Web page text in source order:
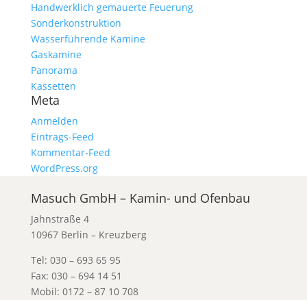
Handwerklich gemauerte Feuerung
Sonderkonstruktion
Wasserführende Kamine
Gaskamine
Panorama
Kassetten
Meta
Anmelden
Eintrags-Feed
Kommentar-Feed
WordPress.org
Masuch GmbH – Kamin- und Ofenbau
Jahnstraße 4
10967 Berlin – Kreuzberg
Tel: 030 – 693 65 95
Fax: 030 – 694 14 51
Mobil: 0172 – 87 10 708